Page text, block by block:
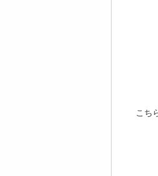
こち